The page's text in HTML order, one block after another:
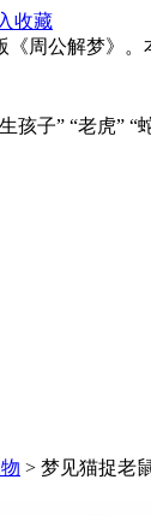
收藏
周公解梦》。
孩子” “老虎” “
> 梦见猫捉老